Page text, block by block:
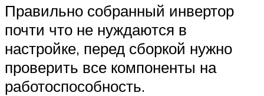
Правильно собранный инвертор
почти что не нуждаются в
настройке, перед сборкой нужно
проверить все компоненты на
работоспособность.